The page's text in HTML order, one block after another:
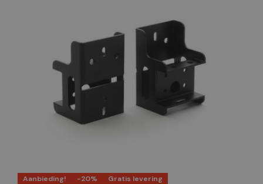
Aanbieding! -20% Gratis levering